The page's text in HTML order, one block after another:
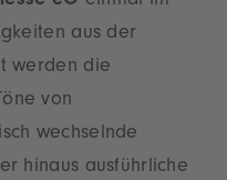
aus der
werden die
von
wechselnde
hinaus ausführliche